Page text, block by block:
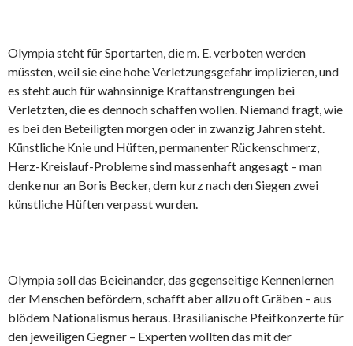
Olympia steht für Sportarten, die m. E. verboten werden
müssten, weil sie eine hohe Verletzungsgefahr implizieren, und
es steht auch für wahnsinnige Kraftanstrengungen bei
Verletzten, die es dennoch schaffen wollen. Niemand fragt, wie
es bei den Beteiligten morgen oder in zwanzig Jahren steht.
Künstliche Knie und Hüften, permanenter Rückenschmerz,
Herz-Kreislauf-Probleme sind massenhaft angesagt – man
denke nur an Boris Becker, dem kurz nach den Siegen zwei
künstliche Hüften verpasst wurden.
Olympia soll das Beieinander, das gegenseitige Kennenlernen
der Menschen befördern, schafft aber allzu oft Gräben – aus
blödem Nationalismus heraus. Brasilianische Pfeifkonzerte für
den jeweiligen Gegner – Experten wollten das mit der